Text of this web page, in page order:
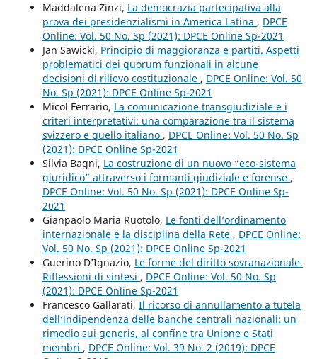
Maddalena Zinzi, La democrazia partecipativa alla
prova dei presidenzialismi in America Latina , DPCE
Online: Vol. 50 No. Sp (2021): DPCE Online Sp-2021
Jan Sawicki, Principio di maggioranza e partiti. Aspetti
problematici dei quorum funzionali in alcune
decisioni di rilievo costituzionale , DPCE Online: Vol. 50
No. Sp (2021): DPCE Online Sp-2021
Micol Ferrario, La comunicazione transgiudiziale e i
criteri interpretativi: una comparazione tra il sistema
svizzero e quello italiano , DPCE Online: Vol. 50 No. Sp
(2021): DPCE Online Sp-2021
Silvia Bagni, La costruzione di un nuovo “eco-sistema
giuridico” attraverso i formanti giudiziale e forense ,
DPCE Online: Vol. 50 No. Sp (2021): DPCE Online Sp-
2021
Gianpaolo Maria Ruotolo, Le fonti dell’ordinamento
internazionale e la disciplina della Rete , DPCE Online:
Vol. 50 No. Sp (2021): DPCE Online Sp-2021
Guerino D’Ignazio, Le forme del diritto sovranazionale.
Riflessioni di sintesi , DPCE Online: Vol. 50 No. Sp
(2021): DPCE Online Sp-2021
Francesco Gallarati, Il ricorso di annullamento a tutela
dell’indipendenza delle banche centrali nazionali: un
rimedio sui generis, al confine tra Unione e Stati
membri , DPCE Online: Vol. 39 No. 2 (2019): DPCE